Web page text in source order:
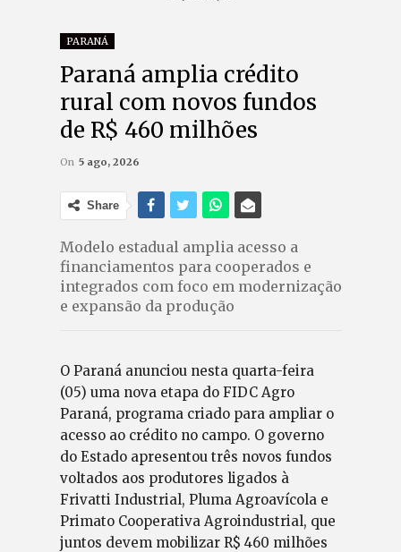
PARANÁ
Paraná amplia crédito
rural com novos fundos
de R$ 460 milhões
On 5 ago, 2026
Share
Modelo estadual amplia acesso a
financiamentos para cooperados e
integrados com foco em modernização
e expansão da produção
O Paraná anunciou nesta quarta-feira
(05) uma nova etapa do FIDC Agro
Paraná, programa criado para ampliar o
acesso ao crédito no campo. O governo
do Estado apresentou três novos fundos
voltados aos produtores ligados à
Frivatti Industrial, Pluma Agroavícola e
Primato Cooperativa Agroindustrial, que
juntos devem mobilizar R$ 460 milhões